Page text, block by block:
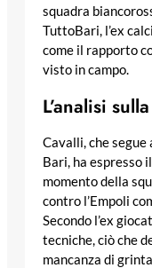
squadra
TuttoBari, l’ex
come il rapporto
visto in campo.
L’analisi
Cavalli, che segue
Bari, ha espresso
momento della
contro l’Empoli
Secondo l’ex
tecniche, ciò che
mancanza di